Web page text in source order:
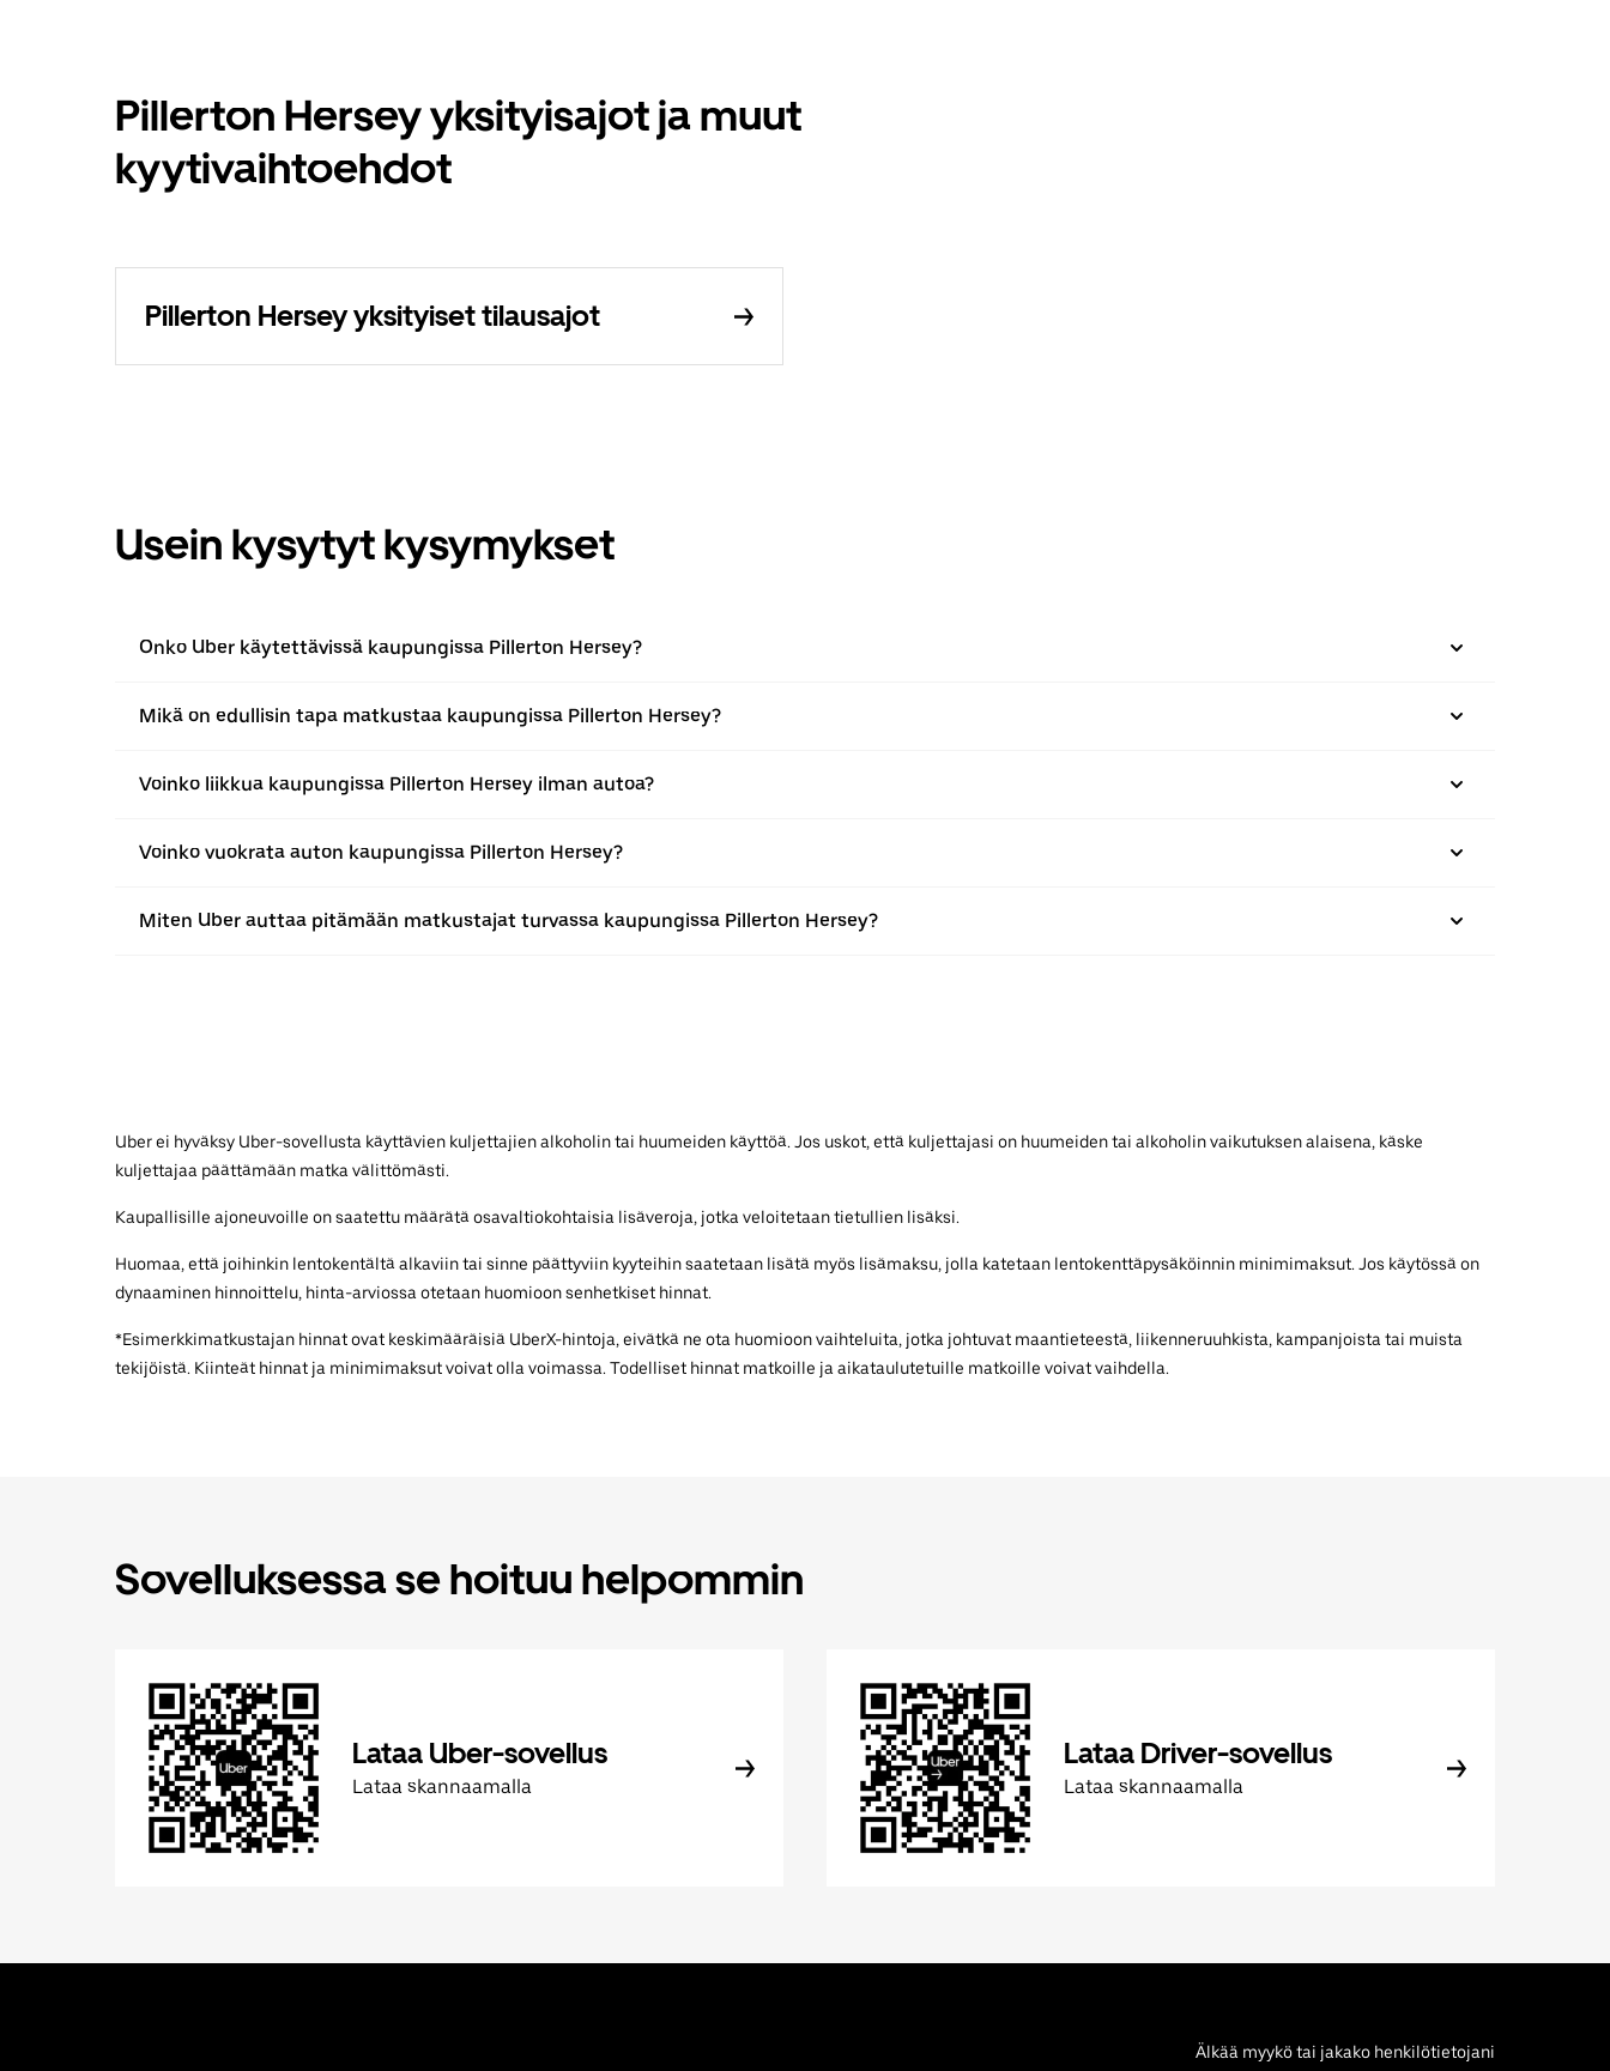
Pillerton Hersey yksityisajot ja muut
kyytivaihtoehdot
Pillerton Hersey yksityiset tilausajot
Usein kysytyt kysymykset
Onko Uber käytettävissä kaupungissa Pillerton Hersey?
Mikä on edullisin tapa matkustaa kaupungissa Pillerton Hersey?
Voinko liikkua kaupungissa Pillerton Hersey ilman autoa?
Voinko vuokrata auton kaupungissa Pillerton Hersey?
Miten Uber auttaa pitämään matkustajat turvassa kaupungissa Pillerton Hersey?
Uber ei hyväksy Uber-sovellusta käyttävien kuljettajien alkoholin tai huumeiden käyttöä. Jos uskot, että kuljettajasi on huumeiden tai alkoholin vaikutuksen alaisena, käske
kuljettajaa päättämään matka välittömästi.
Kaupallisille ajoneuvoille on saatettu määrätä osavaltiokohtaisia lisäveroja, jotka veloitetaan tietullien lisäksi.
Huomaa, että joihinkin lentokentältä alkaviin tai sinne päättyviin kyyteihin saatetaan lisätä myös lisämaksu, jolla katetaan lentokenttäpysäköinnin minimimaksut. Jos käytössä on
dynaaminen hinnoittelu, hinta-arviossa otetaan huomioon senhetkiset hinnat.
*Esimerkkimatkustajan hinnat ovat keskimääräisiä UberX-hintoja, eivätkä ne ota huomioon vaihteluita, jotka johtuvat maantieteestä, liikenneruuhkista, kampanjoista tai muista
tekijöistä. Kiinteät hinnat ja minimimaksut voivat olla voimassa. Todelliset hinnat matkoille ja aikataulutetuille matkoille voivat vaihdella.
Sovelluksessa se hoituu helpommin
Lataa Uber-sovellus
Lataa skannaamalla
Lataa Driver-sovellus
Lataa skannaamalla
Älkää myykö tai jakako henkilötietojani